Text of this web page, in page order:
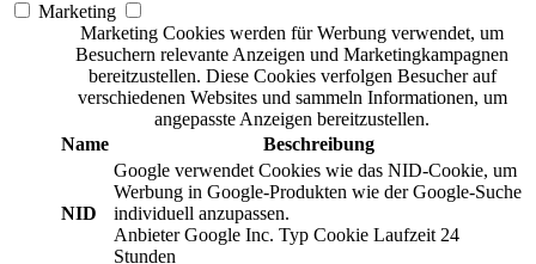
Marketing
Marketing Cookies werden für Werbung verwendet, um
Besuchern relevante Anzeigen und Marketingkampagnen
bereitzustellen. Diese Cookies verfolgen Besucher auf
verschiedenen Websites und sammeln Informationen, um
angepasste Anzeigen bereitzustellen.
Name
Beschreibung
NID
Google verwendet Cookies wie das NID-Cookie, um
Werbung in Google-Produkten wie der Google-Suche
individuell anzupassen.
Anbieter Google Inc. Typ Cookie Laufzeit 24
Stunden